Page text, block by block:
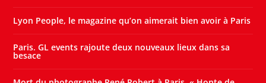
Lyon People, le magazine qu’on aimerait bien avoir à Paris
Paris. GL events rajoute deux nouveaux lieux dans sa
besace